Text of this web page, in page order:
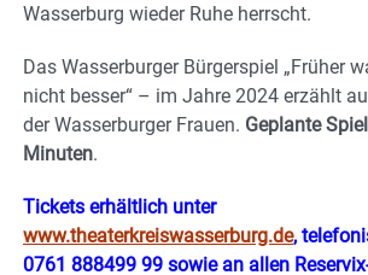
Wasserburg wieder Ruhe herrscht.
Das Wasserburger Bürgerspiel „Früher
nicht besser“ – im Jahre 2024 erzählt
der Wasserburger Frauen. Geplante
Minuten.
Tickets erhältlich unter
www.theaterkreiswasserburg.de,
0761 888499 99 sowie an allen